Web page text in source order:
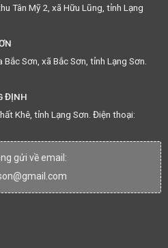
Tân Mỹ 2, xã Hữu Lũng, tỉnh Lạng
Sơn, xã Bắc Sơn, tỉnh Lạng Sơn.
ĐỊNH
Khê, tỉnh Lạng Sơn. Điện thoại:
gửi về email: